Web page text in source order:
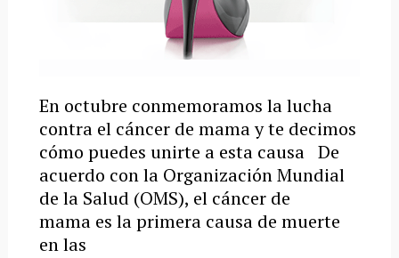
En octubre conmemoramos la lucha
contra el cáncer de mama y te decimos
cómo puedes unirte a esta causa De
acuerdo con la Organización Mundial
de la Salud (OMS), el cáncer de
mama es la primera causa de muerte
en las